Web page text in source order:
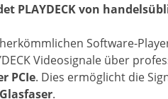
PLAYDECK von
Software-
Videosignale über
PCIe. Dies ermöglicht die
.